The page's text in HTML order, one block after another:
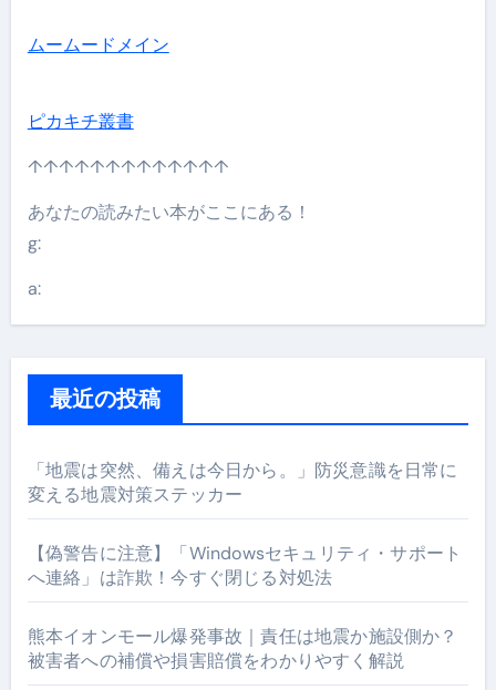
ムームードメイン
ピカキチ叢書
↑↑↑↑↑↑↑↑↑↑↑↑↑
あなたの読みたい本がここにある！
g:
a:
最近の投稿
「地震は突然、備えは今日から。」防災意識を日常に
変える地震対策ステッカー
【偽警告に注意】「Windowsセキュリティ・サポート
へ連絡」は詐欺！今すぐ閉じる対処法
熊本イオンモール爆発事故｜責任は地震か施設側か？
被害者への補償や損害賠償をわかりやすく解説